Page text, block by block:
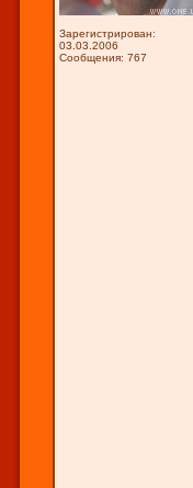
Зарегистрирован:
03.03.2006
Сообщения: 767